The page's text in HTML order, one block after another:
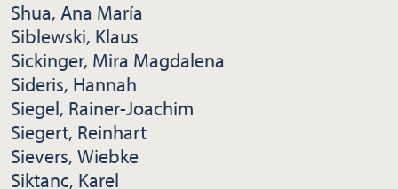
Shua, Ana María
Siblewski, Klaus
Sickinger, Mira Magdalena
Sideris, Hannah
Siegel, Rainer-Joachim
Siegert, Reinhart
Sievers, Wiebke
Siktanc, Karel